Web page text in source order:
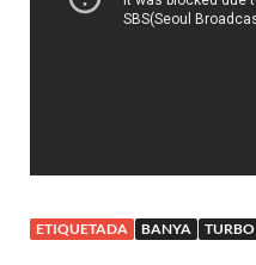
ETIQUETADA BANYA TURBO